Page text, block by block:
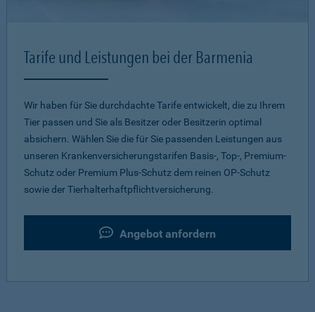
Tarife und Leistungen bei der Barmenia
Wir haben für Sie durchdachte Tarife entwickelt, die zu Ihrem
Tier passen und Sie als Besitzer oder Besitzerin optimal
absichern. Wählen Sie die für Sie passenden Leistungen aus
unseren Krankenversicherungstarifen Basis-, Top-, Premium-
Schutz oder Premium Plus-Schutz dem reinen OP-Schutz
sowie der Tierhalterhaftpflichtversicherung.
Angebot anfordern